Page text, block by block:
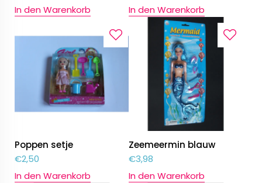
In den Warenkorb
In den Warenkorb
Poppen setje
€2,50
In den Warenkorb
Zeemeermin blauw
€3,98
In den Warenkorb